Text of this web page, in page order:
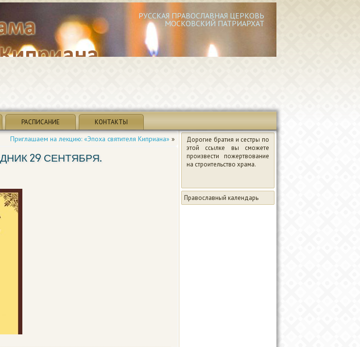
РУССКАЯ ПРАВОСЛАВНАЯ ЦЕРКОВЬ
МОСКОВСКИЙ ПАТРИАРХАТ
РАСПИСАНИЕ КОНТАКТЫ
Приглашаем на лекцию: «Эпоха святителя Киприана» »
29 СЕНТЯБРЯ.
Дорогие братия и сестры по
этой ссылке вы сможете
произвести пожертвование
на строительство храма.
Православный календарь